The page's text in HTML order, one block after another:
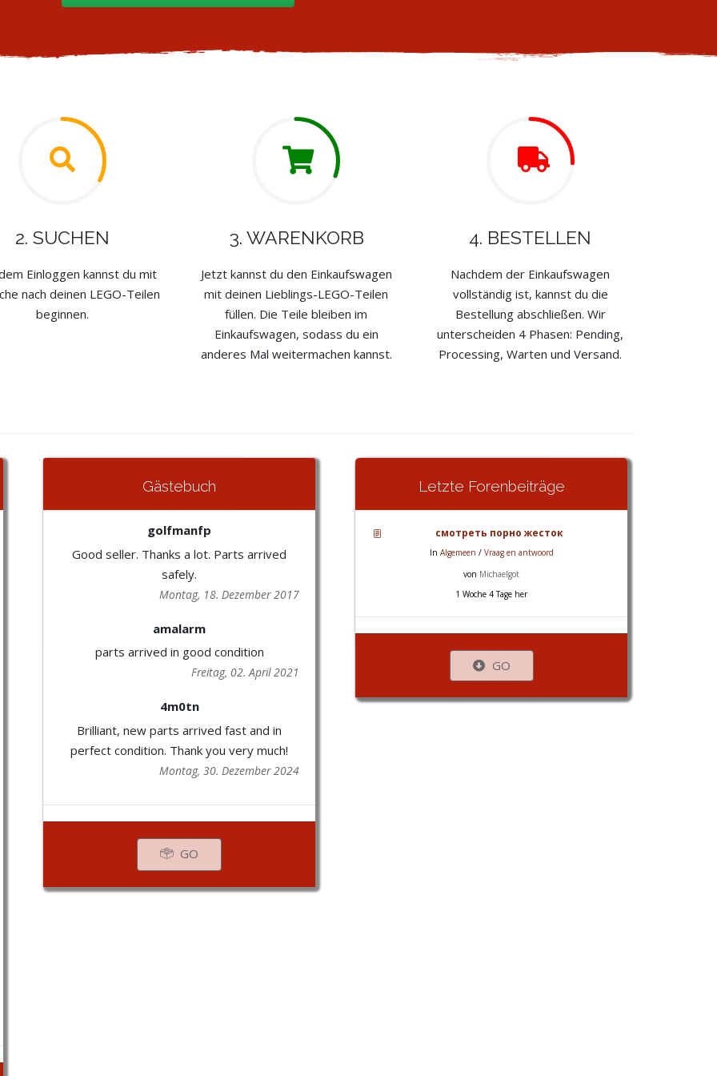
2. SUCHEN
Einloggen kannst du mit
nach deinen LEGO-Teilen
beginnen.
3. WARENKORB
Jetzt kannst du den Einkaufswagen
mit deinen Lieblings-LEGO-Teilen
füllen. Die Teile bleiben im
Einkaufswagen, sodass du ein
anderes Mal weitermachen kannst.
4. BESTELLEN
Nachdem der Einkaufswagen
vollständig ist, kannst du die
Bestellung abschließen. Wir
unterscheiden 4 Phasen: Pending,
Processing, Warten und Versand.
Gästebuch
golfmanfp
Good seller. Thanks a lot. Parts arrived
safely.
Montag, 18. Dezember 2017
amalarm
parts arrived in good condition
Freitag, 02. April 2021
4m0tn
Brilliant, new parts arrived fast and in
perfect condition. Thank you very much!
Montag, 30. Dezember 2024
GO
Letzte Forenbeiträge
смотреть порно жесток
In Algemeen / Vraag en antwoord
von Michaelgot
1 Woche 4 Tage her
GO